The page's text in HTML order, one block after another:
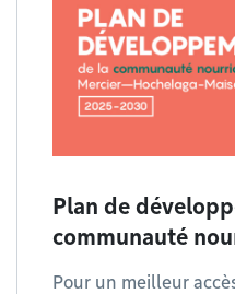
Plan de
communauté
Pour un meilleur